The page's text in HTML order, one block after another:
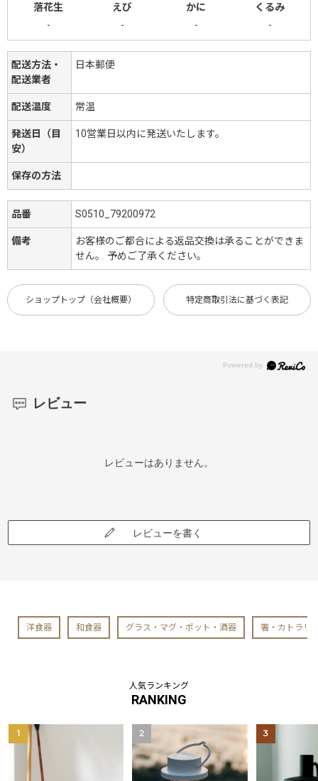
落花生 えび かに
くるみ
-
- - -
配送方法・
配送業者
日本郵便
配送温度 常温
発送日（目
安）
10営業日以内に発送いたします。
保存の方法
品番 S0510_79200972
備考
お客様のご都合による返品交換は承ることができま
せん。 予めご了承ください。
ショップトップ（会社概要） 特定商取引法に基づく表記
レビュー
レビューはありません。
レビューを書く
洋食器 和食器 グラス・マグ・ポット・酒器 箸・カトラリ
人気ランキング
RANKING
1 2 3